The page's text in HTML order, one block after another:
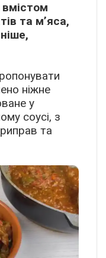
та м’яса,
ніжне
у
соусі, з
та